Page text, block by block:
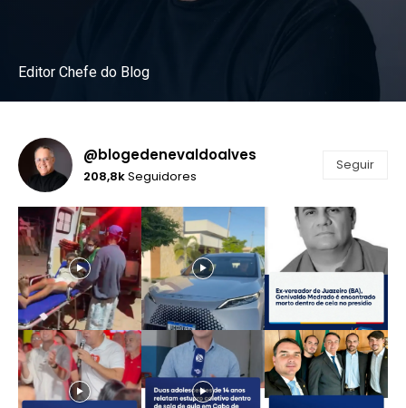
Editor Chefe do Blog
Instagram
@blogedenevaldoalves
208,8kSeguidores
Seguir